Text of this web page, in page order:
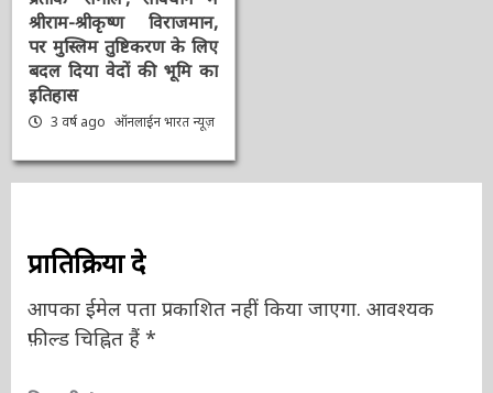
#Sengol : स्वतंत्रता का
प्रतीक ‘सेंगोल’, संविधान में
श्रीराम-श्रीकृष्ण विराजमान,
पर मुस्लिम तुष्टिकरण के
लिए बदल दिया वेदों की भूमि
3 वर्ष ago ऑनलाईन भारत
न्यूज़
प्रातिक्रिया दे